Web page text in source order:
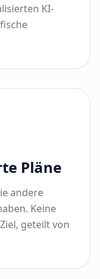
andere
Keine
geteilt von